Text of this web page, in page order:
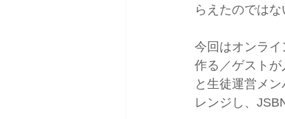
らえたのではな
今回はオンラ
作る／ゲスト
と生徒運営メ
レンジし、